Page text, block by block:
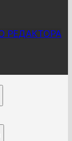
РЕДАКТОРА